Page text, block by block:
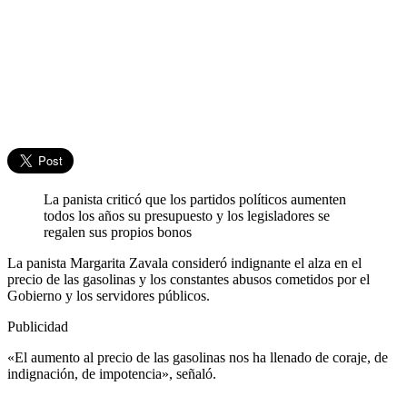
La panista criticó que los partidos políticos aumenten
todos los años su presupuesto y los legisladores se
regalen sus propios bonos
La panista Margarita Zavala consideró indignante el alza en el
precio de las gasolinas y los constantes abusos cometidos por el
Gobierno y los servidores públicos.
Publicidad
«El aumento al precio de las gasolinas nos ha llenado de coraje, de
indignación, de impotencia», señaló.